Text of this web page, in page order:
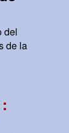
del
de la